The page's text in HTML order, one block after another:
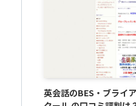
英会話のBES・ブライ